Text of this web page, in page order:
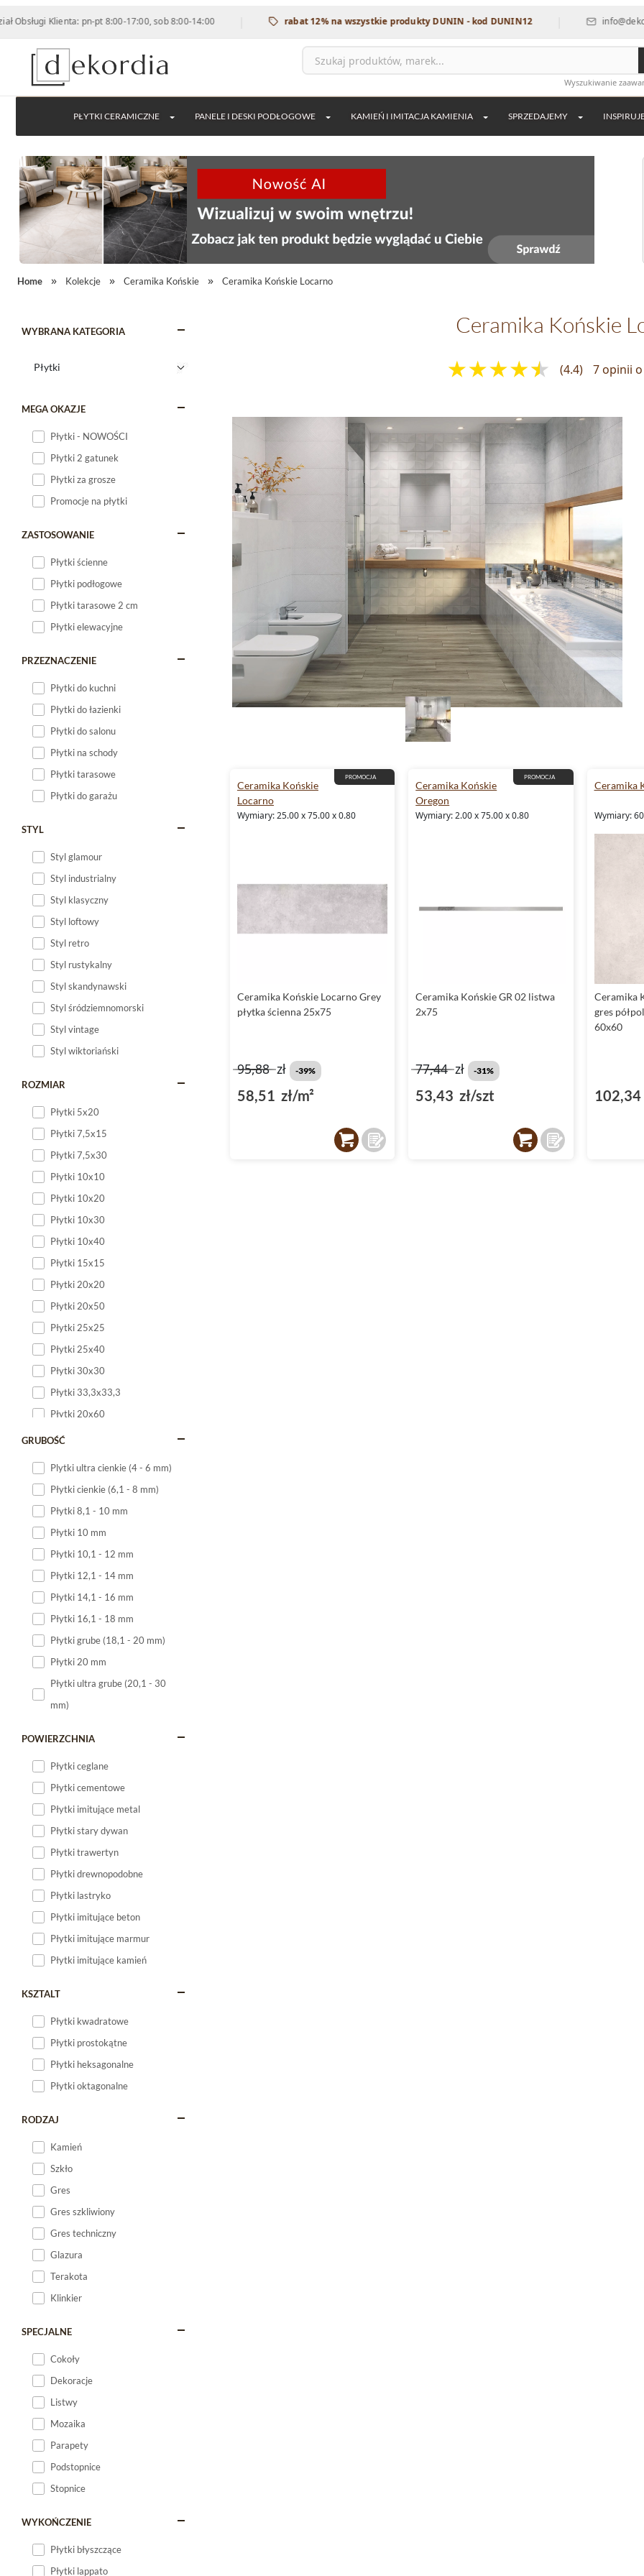
Klienta: pn-pt 8:00-17:00, sob 8:00-14:00 | rabat 12% na wszystkie produkty DUNIN - kod DUNIN12 | info@dekordia.pl
Wyszukiwanie
PŁYTKI CERAMICZNE PANELE I DESKI PODŁOGOWE KAMIEŃ I IMITACJA KAMIENIA SPRZEDAJEMY
Home Kolekcje Ceramika Końskie Ceramika Końskie Locarno
WYBRANA KATEGORIA
MEGA OKAZJE
Płytki - NOWOŚCI
Płytki 2 gatunek
Płytki za grosze
Promocje na płytki
ZASTOSOWANIE
Płytki ścienne
Płytki podłogowe
Płytki tarasowe 2 cm
Płytki elewacyjne
PRZEZNACZENIE
Płytki do kuchni
Płytki do łazienki
Płytki do salonu
Płytki na schody
Płytki tarasowe
Płytki do garażu
STYL
Styl glamour
Styl industrialny
Styl klasyczny
Styl loftowy
Styl retro
Styl rustykalny
Styl skandynawski
Styl śródziemnomorski
Styl vintage
Styl wiktoriański
ROZMIAR
Płytki 5x20
Płytki 7,5x15
Płytki 7,5x30
Płytki 10x10
Płytki 10x20
Płytki 10x30
Płytki 10x40
Płytki 15x15
Płytki 20x20
Płytki 20x50
Płytki 25x25
Płytki 25x40
Płytki 30x30
Płytki 33,3x33,3
Płytki 20x60
Płytki 20x120
Płytki małe
GRUBOŚĆ
Plytki ultra cienkie (4 - 6 mm)
Płytki cienkie (6,1 - 8 mm)
Płytki 8,1 - 10 mm
Płytki 10 mm
Płytki 10,1 - 12 mm
Płytki 12,1 - 14 mm
Płytki 14,1 - 16 mm
Płytki 16,1 - 18 mm
Płytki grube (18,1 - 20 mm)
Płytki 20 mm
Płytki ultra grube (20,1 - 30
mm)
POWIERZCHNIA
Płytki ceglane
Płytki cementowe
Płytki imitujące metal
Płytki stary dywan
Płytki trawertyn
Płytki drewnopodobne
Płytki lastryko
Płytki imitujące beton
Płytki imitujące marmur
Płytki imitujące kamień
KSZTALT
Płytki kwadratowe
Płytki prostokątne
Płytki heksagonalne
Płytki oktagonalne
RODZAJ
Kamień
Szkło
Gres
Gres szkliwiony
Gres techniczny
Glazura
Terakota
Klinkier
SPECJALNE
Cokoły
Dekoracje
Listwy
Mozaika
Parapety
Podstopnice
Stopnice
WYKOŃCZENIE
Płytki błyszczące
Płytki lappato
Ceramika Końskie
(4.4) 7 opinii
PROMOCJA
Ceramika Końskie
Locarno
Wymiary: 25.00 x 75.00 x 0.80
Ceramika Końskie Locarno Grey
płytka ścienna 25x75
95,88zł -39%
58,51 zł/m²
PROMOCJA
Ceramika Końskie
Oregon
Wymiary: 2.00 x 75.00 x 0.80
Ceramika Końskie GR 02 listwa
2x75
77,44zł -31%
53,43 zł/szt
Ceramika
Wymiary:
Ceramika
gres
60x60
102,34